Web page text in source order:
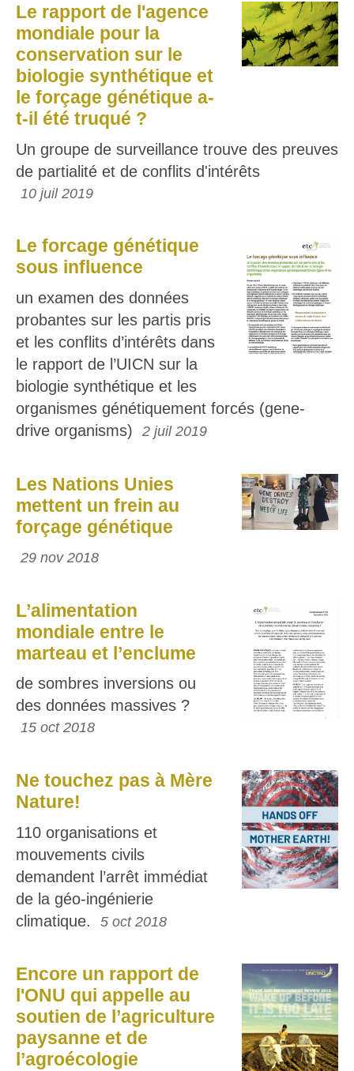
Le rapport de l'agence
mondiale pour la
conservation sur le
biologie synthétique et
le forçage génétique a-
t-il été truqué ?
Un groupe de surveillance trouve des preuves
de partialité et de conflits d'intérêts
10 juil 2019
Le forcage génétique
sous influence
un examen des données
probantes sur les partis pris
et les conflits d’intérêts dans
le rapport de l’UICN sur la
biologie synthétique et les
organismes génétiquement forcés (gene-
drive organisms)
2 juil 2019
Les Nations Unies
mettent un frein au
forçage génétique
29 nov 2018
L’alimentation
mondiale entre le
marteau et l’enclume
de sombres inversions ou
des données massives ?
15 oct 2018
Ne touchez pas à Mère
Nature!
110 organisations et
mouvements civils
demandent l’arrêt immédiat
de la géo-ingénierie
climatique.
5 oct 2018
Encore un rapport de
l'ONU qui appelle au
soutien de l’agriculture
paysanne et de
l’agroécologie